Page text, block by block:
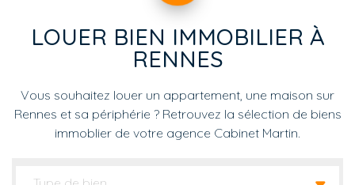
LOUER BIEN IMMOBILIER À
RENNES
Vous souhaitez louer un appartement, une maison sur
Rennes et sa périphérie ? Retrouvez la sélection de biens
immoblier de votre agence Cabinet Martin.